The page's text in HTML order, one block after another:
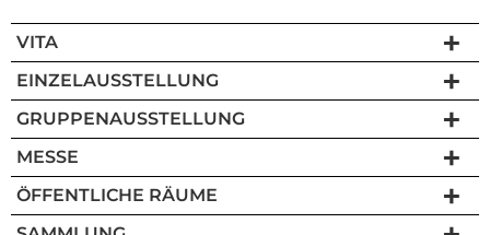
VITA
EINZELAUSSTELLUNG
GRUPPENAUSSTELLUNG
MESSE
ÖFFENTLICHE RÄUME